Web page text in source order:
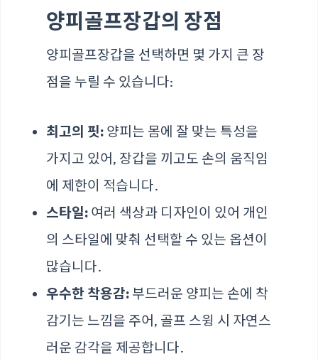
양피골프장갑의 장점
양피골프장갑을 선택하면 몇 가지 큰 장
점을 누릴 수 있습니다:
최고의 핏: 양피는 몸에 잘 맞는 특성을
가지고 있어, 장갑을 끼고도 손의 움직임
에 제한이 적습니다.
스타일: 여러 색상과 디자인이 있어 개인
의 스타일에 맞춰 선택할 수 있는 옵션이
많습니다.
우수한 착용감: 부드러운 양피는 손에 착
감기는 느낌을 주어, 골프 스윙 시 자연스
러운 감각을 제공합니다.